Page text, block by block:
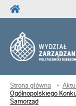
Strona główna
Ogólnopolskiego
Samorząd